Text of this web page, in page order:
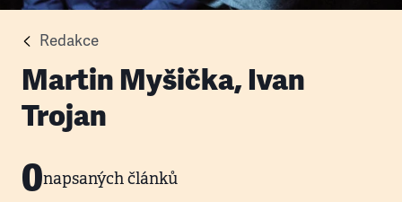
Redakce
Martin Myšička, Ivan
Trojan
0napsaných článků